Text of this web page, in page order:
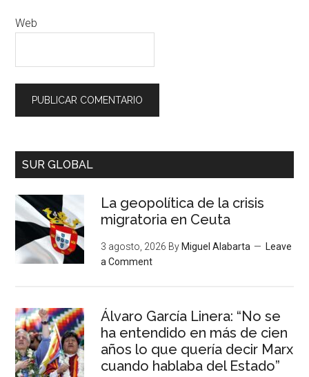
Web
SUR GLOBAL
La geopolítica de la crisis
migratoria en Ceuta
3 agosto, 2026 By Miguel Alabarta
Leave
a Comment
Álvaro García Linera: “No se
ha entendido en más de cien
años lo que quería decir Marx
cuando hablaba del Estado”